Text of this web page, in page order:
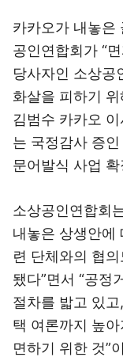
카카오가 내놓은
공인연합회가 “
당사자인 소상공
화살을 피하기
김범수 카카오
는 국정감사 증
문어발식 사업
소상공인연합회
내놓은 상생안에
련 단체와의 협
됐다”면서 “공정
절차를 밟고 있
택 여론까지 높
면하기 위한 것”